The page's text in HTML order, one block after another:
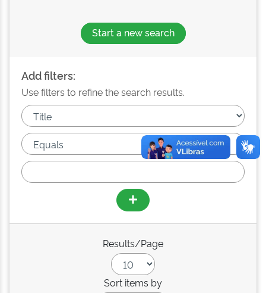
Start a new search
Add filters:
Use filters to refine the search results.
Results/Page
Sort items by